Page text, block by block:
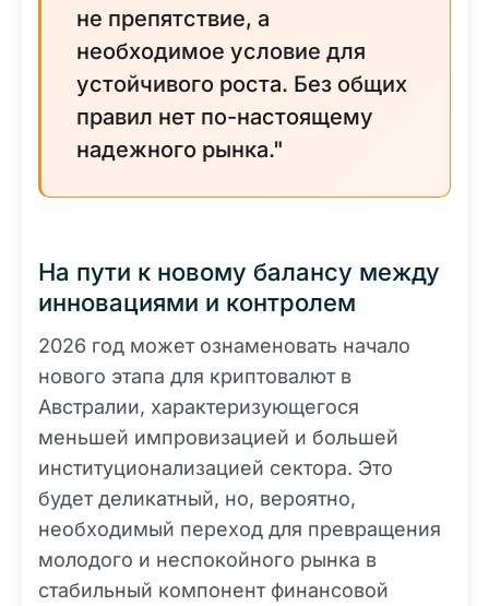
не препятствие, а
необходимое условие для
устойчивого роста. Без общих
правил нет по-настоящему
надежного рынка."
На пути к новому балансу между
инновациями и контролем
2026 год может ознаменовать начало
нового этапа для криптовалют в
Австралии, характеризующегося
меньшей импровизацией и большей
институционализацией сектора. Это
будет деликатный, но, вероятно,
необходимый переход для превращения
молодого и неспокойного рынка в
стабильный компонент финансовой